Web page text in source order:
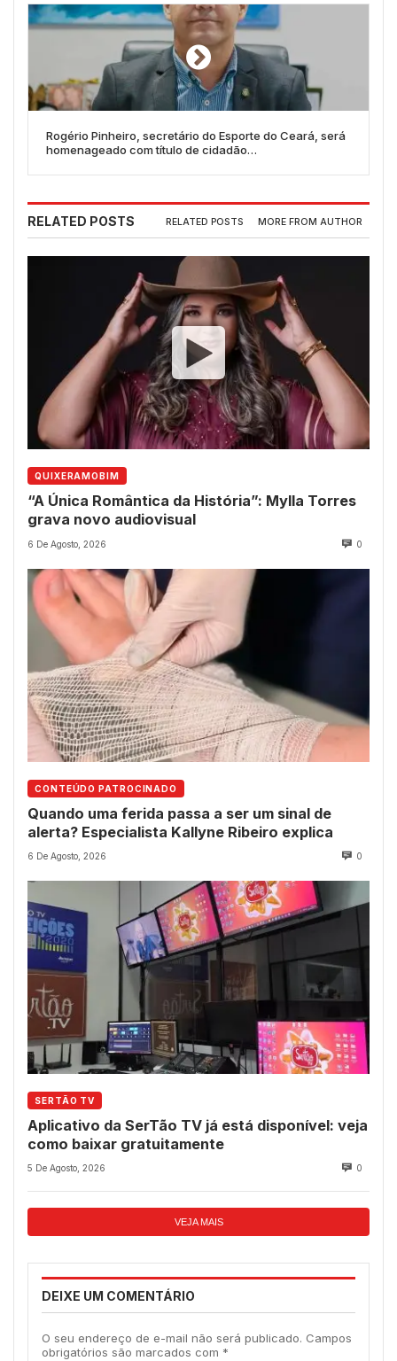
Rogério Pinheiro, secretário do Esporte do Ceará, será
homenageado com título de cidadão
RELATED POSTS RELATED POSTS MORE FROM AUTHOR
QUIXERAMOBIM
“A Única Romântica da História”: Mylla Torres
grava novo audiovisual
6 De Agosto, 2026 0
CONTEÚDO PATROCINADO
Quando uma ferida passa a ser um sinal de
alerta? Especialista Kallyne Ribeiro explica
6 De Agosto, 2026 0
SERTÃO TV
Aplicativo da SerTão TV já está disponível: veja
como baixar gratuitamente
5 De Agosto, 2026 0
VEJA MAIS
DEIXE UM COMENTÁRIO
O seu endereço de e-mail não será publicado. Campos
obrigatórios são marcados com *